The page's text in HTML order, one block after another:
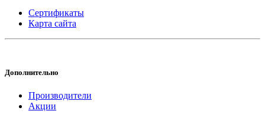
Сертификаты
Карта сайта
Дополнительно
Производители
Акции